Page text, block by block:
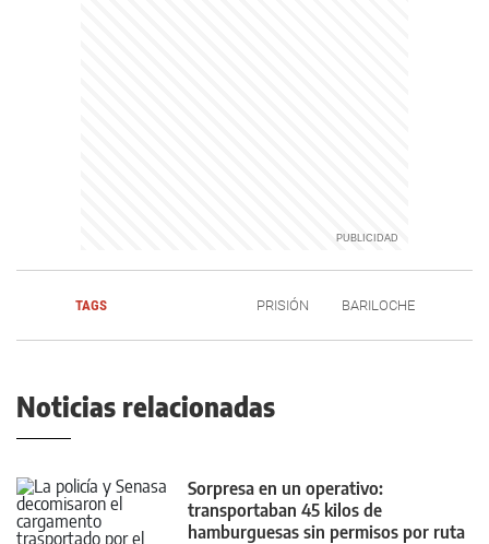
TAGS PRISIÓN BARILOCHE
Noticias relacionadas
Sorpresa en un operativo:
transportaban 45 kilos de
hamburguesas sin permisos por ruta